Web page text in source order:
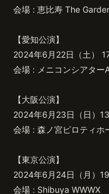
会場 : 恵比寿 The
【愛知公演】
2024年6月22日（土）
会場 : メニコンシアター
【大阪公演】
2024年6月23日（日）
会場 : 森ノ宮ピロティホ
【東京公演】
2024年6月24日（月）
会場 : Shibuya WWWX